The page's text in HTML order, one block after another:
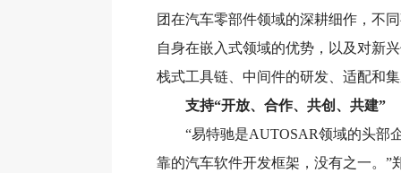
团在汽车零部件领域的深耕细作，不
自身在嵌入式领域的优势，以及对新
栈式工具链、中间件的研发、适配和
支持“开放、合作、共创、共建”
“易特驰是AUTOSAR领域的头部
靠的汽车软件开发框架，没有之一。”